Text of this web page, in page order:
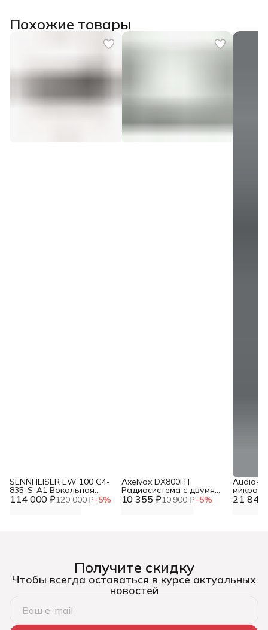
Похожие товары
114 000 ₽120 000 ₽−5%
SENNHEISER EW 100 G4-
835-S-A1 Вокальная
радиосистема с ручным 10 355 ₽10 900 ₽−5%
Axelvox DX800HT
Радиосистема с двумя
ручными микрофонами 21 841
Audio-
записи
Получите скидку
Чтобы всегда оставаться в курсе актуальных
новостей